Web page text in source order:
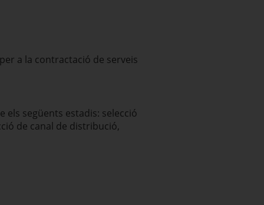
a la contractació de serveis
següents estadis: selecció
de canal de distribució,